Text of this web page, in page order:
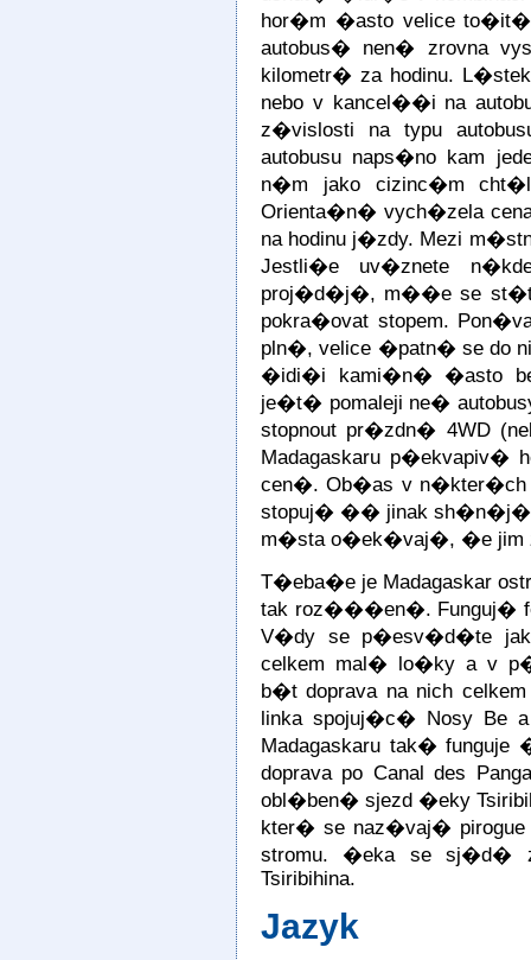
hor�m �asto velice
autobus� nen� zrovna
kilometr� za hodinu.
nebo v kancel��i na
z�vislosti na typu
autobusu naps�no kam
n�m jako cizinc�m
Orienta�n� vych�zela
na hodinu j�zdy. Mezi
Jestli�e uv�znete
proj�d�j�, m��e se st�t,
pokra�ovat stopem.
pln�, velice �patn� se do
�idi�i kami�n� �asto
je�t� pomaleji ne�
stopnout pr�zdn� 4WD
Madagaskaru p�ekvapiv�
cen�. Ob�as v
stopuj� �� jinak sh�n�j�
m�sta o�ek�vaj�, �e jim
T�eba�e je Madagaskar
tak roz���en�. Funguj�
V�dy se p�esv�d�te
celkem mal� lo�ky a v
b�t doprava na nich
linka spojuj�c� Nosy Be
Madagaskaru tak�
doprava po Canal des
obl�ben� sjezd �eky
kter� se naz�vaj�
stromu. �eka se sj�d� z
Tsiribihina.
Jazyk